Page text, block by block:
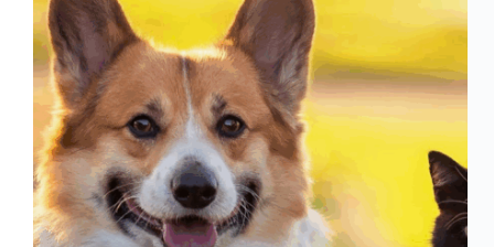
quand
l’amour
passe
par
la
laisse